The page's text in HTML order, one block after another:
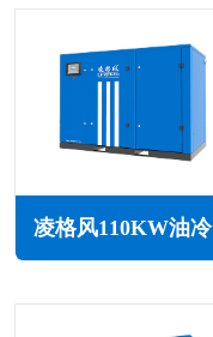
凌